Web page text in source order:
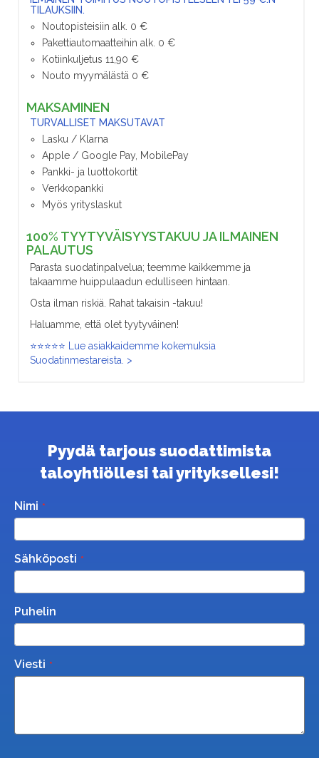
TILAUKSIIN.
Noutopisteisiin alk. 0 €
Pakettiautomaatteihin alk. 0 €
Kotiinkuljetus 11,90 €
Nouto myymälästä 0 €
MAKSAMINEN
TURVALLISET MAKSUTAVAT
Lasku / Klarna
Apple / Google Pay, MobilePay
Pankki- ja luottokortit
Verkkopankki
Myös yrityslaskut
100% TYYTYVÄISYYSTAKUU JA ILMAINEN
PALAUTUS
Parasta suodatinpalvelua; teemme kaikkemme ja
takaamme huippulaadun edulliseen hintaan.
Osta ilman riskiä. Rahat takaisin -takuu!
Haluamme, että olet tyytyväinen!
⭐⭐⭐⭐⭐ Lue asiakkaidemme kokemuksia
Suodatinmestareista. >
Pyydä tarjous suodattimista
taloyhtiöllesi tai yrityksellesi!
Nimi
Sähköposti
Puhelin
Viesti